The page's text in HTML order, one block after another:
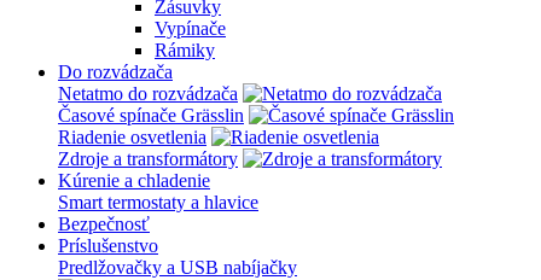
Zásuvky
Vypínače
Rámiky
Do rozvádzača
Netatmo do rozvádzača
Časové spínače Grässlin
Riadenie osvetlenia
Zdroje a transformátory
Kúrenie a chladenie
Smart termostaty a hlavice
Bezpečnosť
Príslušenstvo
Predlžovačky a USB nabíjačky